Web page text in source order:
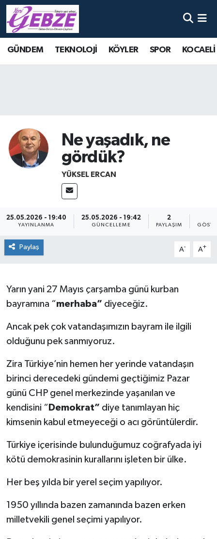
GÜNDEM TEKNOLOJİ KÖYLER SPOR
Ne yaşadık, ne
gördük?
YÜKSEL ERCAN
25.05.2026 - 19:40
YAYINLANMA
25.05.2026 - 19:42
GÜNCELLEME
2
PAYLAŞIM
Paylaş A- A+
Yarın yani 27 Mayıs çarşamba günü kurban
bayramına “merhaba” diyeceğiz.
Ancak pek çok vatandaşımızın bayram ile ilgili
olduğunu pek sanmıyoruz.
Zira Türkiye’nin hemen her yerinde vatandaşın
birinci derecedeki gündemi geçtiğimiz Pazar
günü CHP genel merkezinde yaşanılan ve
kendisini “ Demokrat” diye tanımlayan hiç
kimsenin kabul etmeyeceği o acı görüntülerdir.
Türkiye içerisinde bulunduğumuz coğrafyada iyi
kötü demokrasinin kurallarını işleten bir ülke.
Her beş yılda bir yerel seçim yapılıyor.
1950 yıllında bazen zamanında bazen erken
milletvekili genel seçimi yapılıyor.
Nöbetçi Eczaneler
Süper Lig Puan Durumu ve Fikstür
Tüm Manşetler
Son Dakika Haberleri